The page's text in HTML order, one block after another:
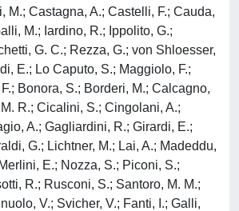
M.; Castagna, A.; Castelli, F.; Cauda,
M.; Iardino, R.; Ippolito, G.;
G. C.; Rezza, G.; von Shloesser,
E.; Lo Caputo, S.; Maggiolo, F.;
Bonora, S.; Borderi, M.; Calcagno,
R.; Cicalini, S.; Cingolani, A.;
A.; Gagliardini, R.; Girardi, E.;
G.; Lichtner, M.; Lai, A.; Madeddu,
E.; Nozza, S.; Piconi, S.;
R.; Rusconi, S.; Santoro, M. M.;
V.; Svicher, V.; Fanti, I.; Galli,